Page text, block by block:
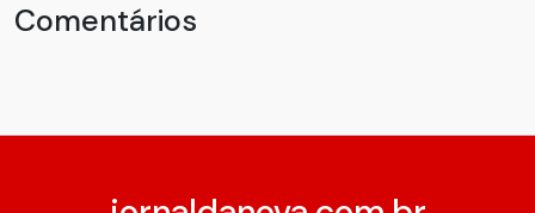
Comentários